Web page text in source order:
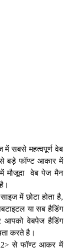
में सबसे महत्वपूर्ण वेब
बड़े फॉण्ट आकार में
में मौजूदा वेब पेज मैन
में छोटा होता है,
या सब हैडिंग
आपको वेबपेज हैडिंग
करते है।
से फॉण्ट आकर में